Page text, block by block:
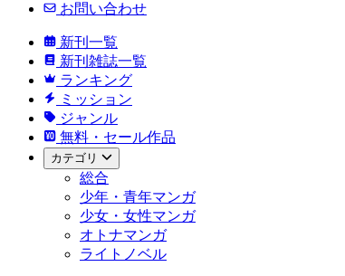
お問い合わせ
新刊一覧
新刊雑誌一覧
ランキング
ミッション
ジャンル
無料・セール作品
カテゴリ
総合
少年・青年マンガ
少女・女性マンガ
オトナマンガ
ライトノベル